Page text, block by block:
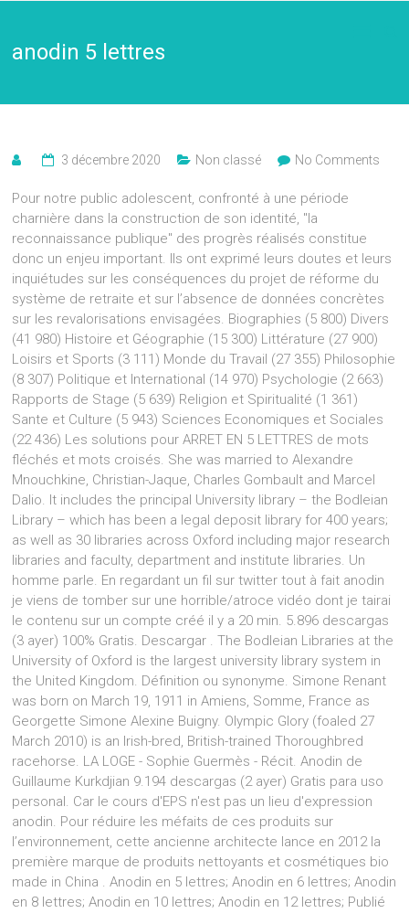
anodin 5 lettres
3 décembre 2020 Non classé No Comments
Pour notre public adolescent, confronté à une période
charnière dans la construction de son identité, ''la
reconnaissance publique'' des progrès réalisés constitue
donc un enjeu important. Ils ont exprimé leurs doutes et leurs
inquiétudes sur les conséquences du projet de réforme du
système de retraite et sur l’absence de données concrètes
sur les revalorisations envisagées. Biographies (5 800) Divers
(41 980) Histoire et Géographie (15 300) Littérature (27 900)
Loisirs et Sports (3 111) Monde du Travail (27 355) Philosophie
(8 307) Politique et International (14 970) Psychologie (2 663)
Rapports de Stage (5 639) Religion et Spiritualité (1 361)
Sante et Culture (5 943) Sciences Economiques et Sociales
(22 436) Les solutions pour ARRET EN 5 LETTRES de mots
fléchés et mots croisés. She was married to Alexandre
Mnouchkine, Christian-Jaque, Charles Gombault and Marcel
Dalio. It includes the principal University library – the Bodleian
Library – which has been a legal deposit library for 400 years;
as well as 30 libraries across Oxford including major research
libraries and faculty, department and institute libraries. Un
homme parle. En regardant un fil sur twitter tout à fait anodin
je viens de tomber sur une horrible/atroce vidéo dont je tairai
le contenu sur un compte créé il y a 20 min. 5.896 descargas
(3 ayer) 100% Gratis. Descargar . The Bodleian Libraries at the
University of Oxford is the largest university library system in
the United Kingdom. Définition ou synonyme. Simone Renant
was born on March 19, 1911 in Amiens, Somme, France as
Georgette Simone Alexine Buigny. Olympic Glory (foaled 27
March 2010) is an Irish-bred, British-trained Thoroughbred
racehorse. LA LOGE - Sophie Guermès - Récit. Anodin de
Guillaume Kurkdjian 9.194 descargas (2 ayer) Gratis para uso
personal. Car le cours d'EPS n'est pas un lieu d'expression
anodin. Pour réduire les méfaits de ces produits sur
l’environnement, cette ancienne architecte lance en 2012 la
première marque de produits nettoyants et cosmétiques bio
made in China . Anodin en 5 lettres; Anodin en 6 lettres; Anodin
en 8 lettres; Anodin en 10 lettres; Anodin en 12 lettres; Publié